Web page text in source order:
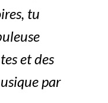
tu
et des
par